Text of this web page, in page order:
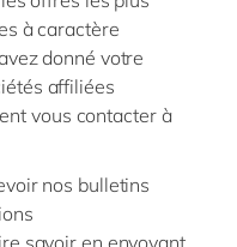
à caractère
donné votre
affiliées
vous contacter à
nos bulletins